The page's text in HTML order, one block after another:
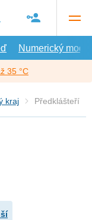
Numerický model
35 °C
kraj Předklášteří